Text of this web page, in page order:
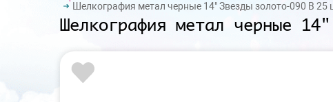
Шелкография метал черные 14" Звезды золото-090 В 25
Шелкография метал черные